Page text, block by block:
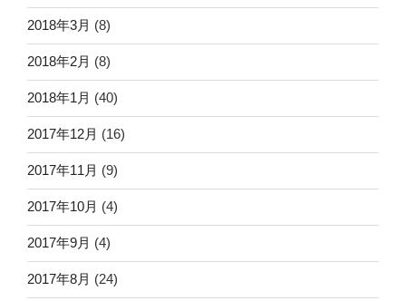
2018年3月 (8)
2018年2月 (8)
2018年1月 (40)
2017年12月 (16)
2017年11月 (9)
2017年10月 (4)
2017年9月 (4)
2017年8月 (24)